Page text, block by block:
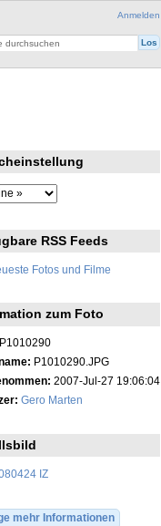
Anmelden
RSS Feeds
Fotos und Filme
zum Foto
P1010290
P1010290.JPG
2007-Jul-27 19:06:04
Gero Marten
mehr Informationen